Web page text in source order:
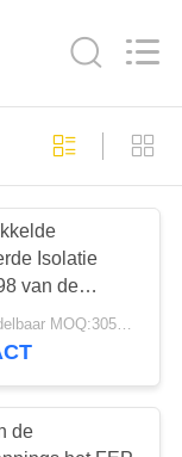
Isolatie
van de
PFA voor
Onderhandelbaar MOQ:3050/6100 meters
de